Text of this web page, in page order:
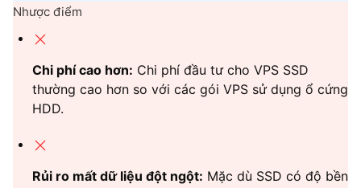
Nhược điểm
Chi phí cao hơn: Chi phí đầu tư cho VPS SSD
thường cao hơn so với các gói VPS sử dụng ổ cứng
HDD.
Rủi ro mất dữ liệu đột ngột: Mặc dù SSD có độ bền